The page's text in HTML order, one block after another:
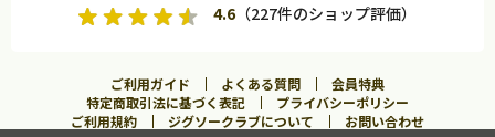
4.6（227件のショップ評価）
ご利用ガイド よくある質問
会員特典
特定商取引法に基づく表記
プライバシーポリシー
ご利用規約
ジグソークラブについて お問い合わせ